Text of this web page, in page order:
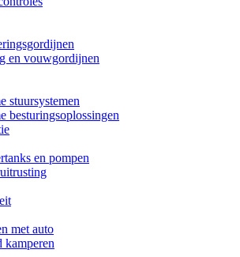
en vouwgordijnen
stuursystemen
besturingsoplossingen
en pompen
met auto
kamperen